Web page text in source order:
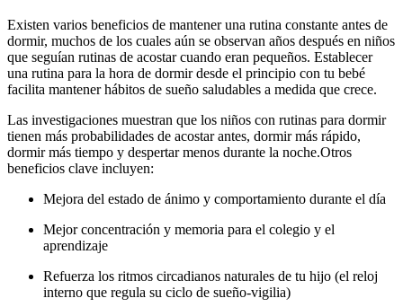
Existen varios beneficios de mantener una rutina constante antes de
dormir, muchos de los cuales aún se observan años después en niños
que seguían rutinas de acostar cuando eran pequeños. Establecer
una rutina para la hora de dormir desde el principio con tu bebé
facilita mantener hábitos de sueño saludables a medida que crece.
Las investigaciones muestran que los niños con rutinas para dormir
tienen más probabilidades de acostar antes, dormir más rápido,
dormir más tiempo y despertar menos durante la noche.Otros
beneficios clave incluyen:
Mejora del estado de ánimo y comportamiento durante el día
Mejor concentración y memoria para el colegio y el
aprendizaje
Refuerza los ritmos circadianos naturales de tu hijo (el reloj
interno que regula su ciclo de sueño-vigilia)